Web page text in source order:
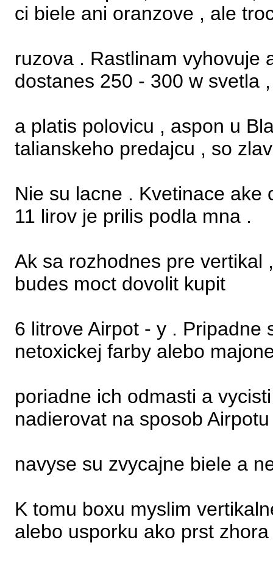
ci biele ani oranzove , ale
ruzova . Rastlinam vyhovuje
dostanes 250 - 300 w svetla ,
a platis polovicu , aspon u
talianskeho predajcu , so
Nie su lacne . Kvetinace
11 lirov je prilis podla mna .
Ak sa rozhodnes pre vertikal
budes moct dovolit kupit
6 litrove Airpot - y . Pripadne
netoxickej farby alebo
poriadne ich odmasti a
nadierovat na sposob
navyse su zvycajne biele a
K tomu boxu myslim
alebo usporku ako prst